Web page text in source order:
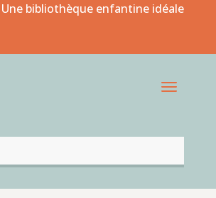
Une bibliothèque enfantine idéale